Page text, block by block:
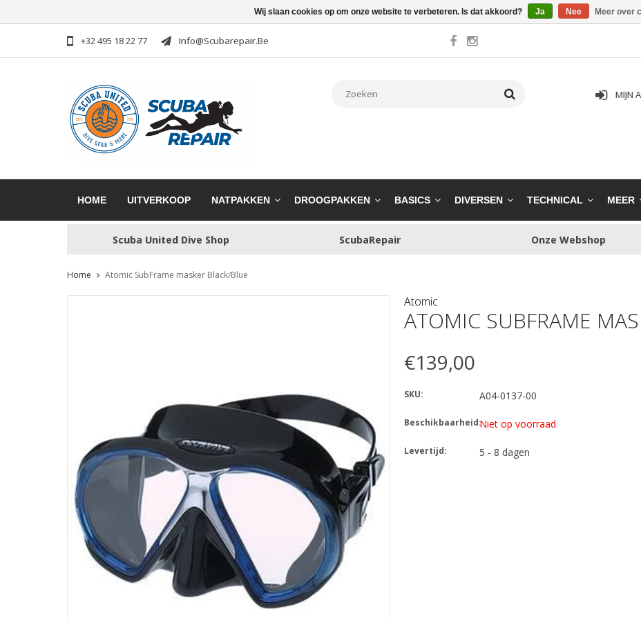
+32 495 18 22 77 Info@scubarepair.be
MIJN
HOME UITVERKOOP NATPAKKEN DROOGPAKKEN BASICS DIVERSEN TECHNICAL MEER
Scuba United Dive Shop ScubaRepair Onze Webshop
Home Atomic SubFrame masker Black/Blue
Atomic
ATOMIC SUBFRAME
€139,00
SKU: A04-0137-00
Beschikbaarheid:Niet op voorraad
Levertijd: 5 - 8 dagen
Wij slaan cookies op om onze website te verbeteren. Is dat akkoord? Ja Nee Meer over